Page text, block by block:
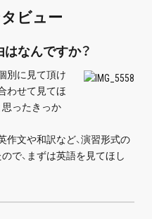
ビュー
なんですか？
別に見て頂け
わせて見てほ
ったきっか
作文や和訳など、演習形式の
で、まずは英語を見てほし